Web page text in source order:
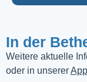
In der
Weitere aktuelle
oder in unsererApp